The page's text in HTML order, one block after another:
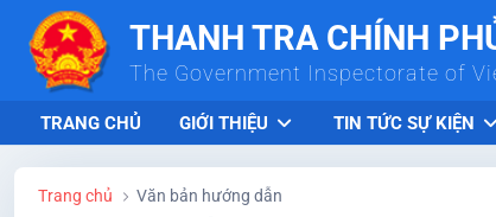
Skip to Main ContentTHANH TRA CHÍNH
The Government Inspectorate of
TRANG CHỦ GIỚI THIỆU TIN TỨC SỰ KIỆN
Trang chủ Văn bản hướng dẫn